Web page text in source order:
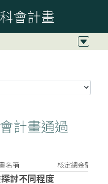
會計畫
計畫通過
名稱 核定總金額
討不同程度